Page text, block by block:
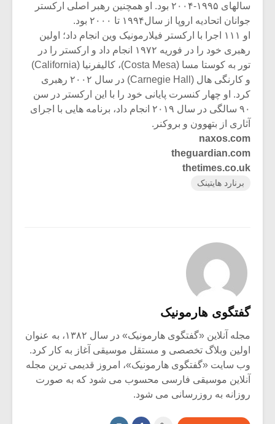
سالهای ۱۹۹۵-۲۰۰۴ بود. او همچنین رهبر اصلی ارکستر
جوانان اتحادیه اروپا از سال۱۹۹۴ تا ۲۰۰۰ بود.
او ۱۱۱ اجرا با
ارکستر فیلارمونیک وین انجام داد؛ اولین
رهبری خود را در فوریه ۱۹۷۲ انجام داد و ارکستر را در
تور به کوستا مسا (Costa Mesa)، کالیفرنیا (California)
و کارنگی هال (Carnegie Hall)
در سال ۲۰۰۲ رهبری
کرد. او چهار کنسرت پایانی خود را با این ارکستر در سن
۹۰ سالگی در سال ۲۰۱۹ انجام داد، برنامه هایی با اجرای
آثاری از بتهوون و بروکنر.
naxos.com
theguardian.com
thetimes.co.uk
برنارد هایتینک
گفتگوی هارمونیک
مجله آنلاین «گفتگوی هارمونیک» در سال ۱۳۸۲، به عنوان
اولین وبلاگ تخصصی و مستقل موسیقی آغاز به کار کرد.
وب سایت «گفتگوی هارمونیک»، امروز قدیمی ترین مجله
آنلاین موسیقی فارسی محسوب می شود که به صورت
روزانه به روزرسانی می شود.